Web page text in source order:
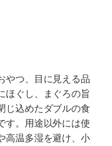
やつ、目に見える品
ほぐし、まぐろの旨
じ込めたダブルの食
す。用途以外には使
高温多湿を避け、小